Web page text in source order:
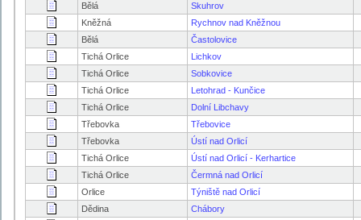
Bělá
Skuhrov
Kněžná
Rychnov nad Kněžnou
Bělá
Častolovice
Tichá Orlice
Lichkov
Tichá Orlice
Sobkovice
Tichá Orlice
Letohrad - Kunčice
Tichá Orlice
Dolní Libchavy
Třebovka
Třebovice
Třebovka
Ústí nad Orlicí
Tichá Orlice
Ústí nad Orlicí - Kerhartice
Tichá Orlice
Čermná nad Orlicí
Orlice
Týniště nad Orlicí
Dědina
Chábory